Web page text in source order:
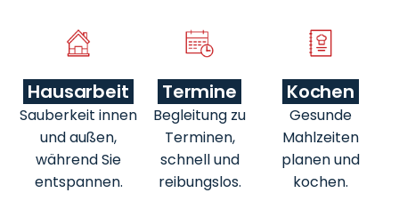
Hausarbeit
Sauberkeit innen
und außen,
während Sie
entspannen.
Termine
Begleitung zu
Terminen,
schnell und
reibungslos.
Kochen
Gesunde
Mahlzeiten
planen und
kochen.